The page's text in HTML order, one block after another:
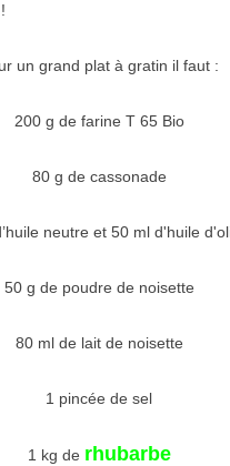
!
un grand plat à gratin il faut :
200 g de farine T 65 Bio
80 g de cassonade
neutre et 50 ml d'huile
50 g de poudre de noisette
80 ml de lait de noisette
1 pincée de sel
1 kg de rhubarbe